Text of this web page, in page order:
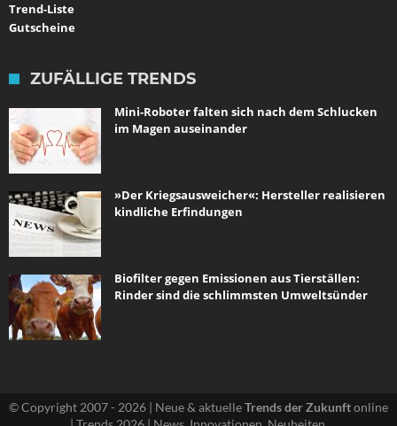
Trend-Liste
Gutscheine
ZUFÄLLIGE TRENDS
Mini-Roboter falten sich nach dem Schlucken
im Magen auseinander
»Der Kriegsausweicher«: Hersteller realisieren
kindliche Erfindungen
Biofilter gegen Emissionen aus Tierställen:
Rinder sind die schlimmsten Umweltsünder
© Copyright 2007 - 2026 | Neue & aktuelleTrends der Zukunftonline